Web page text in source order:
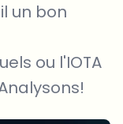
un bon
ou l'IOTA